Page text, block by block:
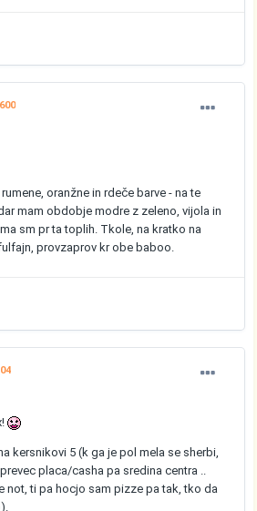
oranžne in rdeče barve - na te
mam obdobje modre z zeleno, vijola in
sm pr ta toplih. Tkole, na kratko na
provzaprov kr obe baboo.
kersnikovi 5 (k ga je pol mela se sherbi,
placa/casha pa sredina centra ..
not, ti pa hocjo sam pizze pa tak, tko da